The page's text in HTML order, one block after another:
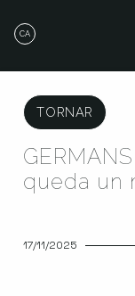
CA
TORNAR
queda un
17/11/2025